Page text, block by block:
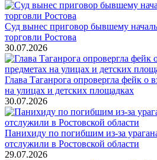
Суд вынес приговор бывшему
торговли Ростова
30.07.2026
Глава Таганрога опровергла фейк о
на улицах и детских площадках
30.07.2026
Панихиду по погибшим из-за
отслужили в Ростовской области
29.07.2026